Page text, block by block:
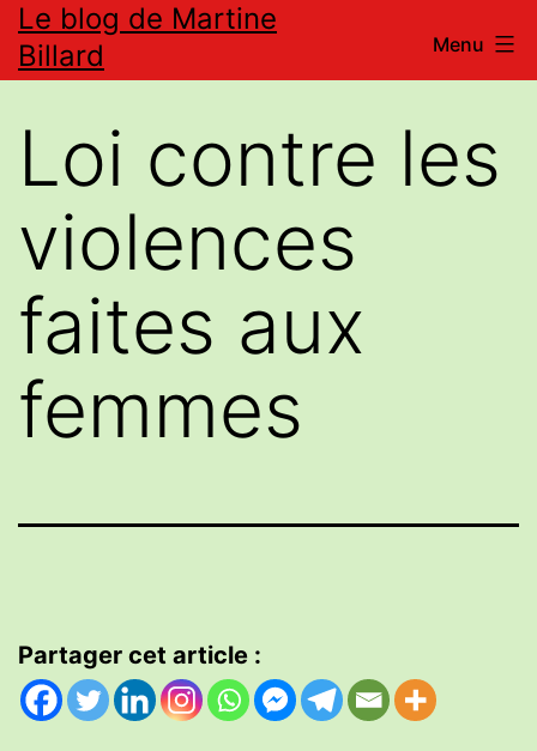
Aller
au
Le blog de Martine
Billard
Menu
Loi contre les
violences
faites aux
femmes
Partager cet article :